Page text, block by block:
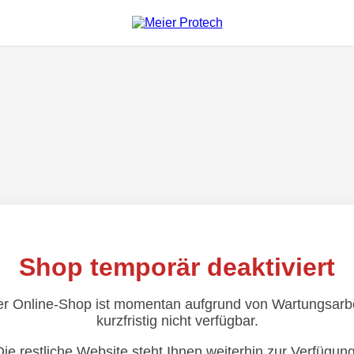
Shop temporär deaktiviert
Online-Shop ist momentan aufgrund von
kurzfristig nicht verfügbar.